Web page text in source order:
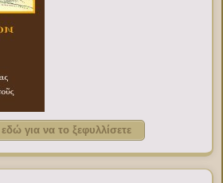
για να το ξεφυλλίσετε